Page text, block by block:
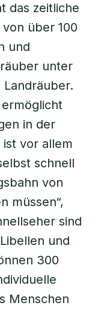
das zeitliche
über 100
und
unter
ermöglicht
in der
vor allem
schnell
von
müssen“,
sind
und
300
Menschen